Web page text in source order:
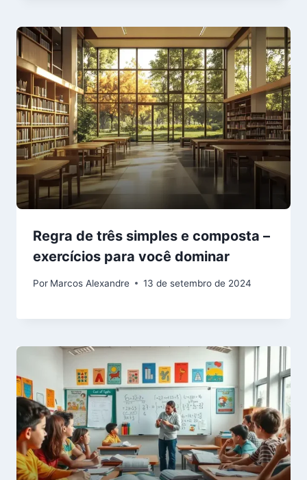
Regra de três simples e composta –
exercícios para você dominar
Por Marcos Alexandre 13 de setembro de 2024